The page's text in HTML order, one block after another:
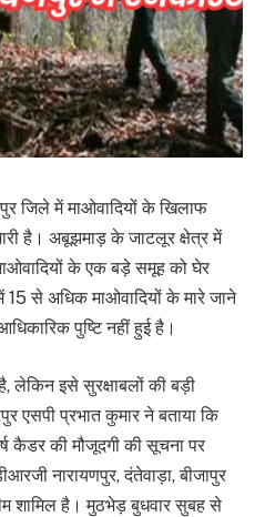
जिले में माओवादियों के खिलाफ
है। अबूझमाड़ के जाटलूर क्षेत्र में
के एक बड़े समूह को घेर
15 से अधिक माओवादियों के मारे जाने
पुष्टि नहीं हुई है।
लेकिन इसे सुरक्षाबलों की बड़ी
एसपी प्रभात कुमार ने बताया कि
कैडर की मौजूदगी की सूचना पर
नारायणपुर, दंतेवाड़ा, बीजापुर
शामिल है। मुठभेड़ बुधवार सुबह से